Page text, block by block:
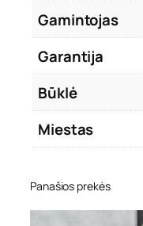
Gamintojas
Garantija
Būklė
Miestas
Panašios prekės